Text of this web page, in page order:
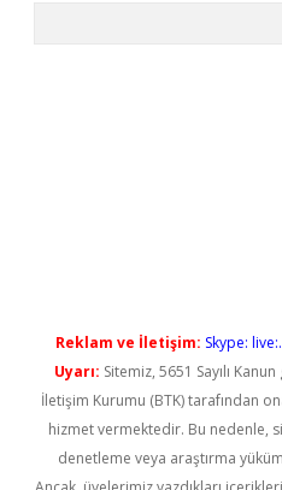
Reklam ve İletişim: Skype:
Uyarı: Sitemiz, 5651 Sayılı
İletişim Kurumu (BTK) tarafından
hizmet vermektedir. Bu nedenle,
denetleme veya araştırma